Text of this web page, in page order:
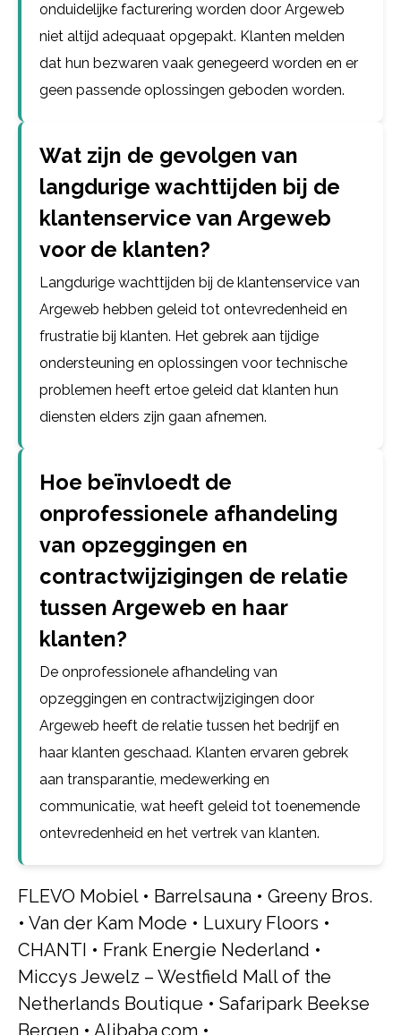
onduidelijke facturering worden door Argeweb
niet altijd adequaat opgepakt. Klanten melden
dat hun bezwaren vaak genegeerd worden en er
geen passende oplossingen geboden worden.
Wat zijn de gevolgen van
langdurige wachttijden bij de
klantenservice van Argeweb
voor de klanten?
Langdurige wachttijden bij de klantenservice van
Argeweb hebben geleid tot ontevredenheid en
frustratie bij klanten. Het gebrek aan tijdige
ondersteuning en oplossingen voor technische
problemen heeft ertoe geleid dat klanten hun
diensten elders zijn gaan afnemen.
Hoe beïnvloedt de
onprofessionele afhandeling
van opzeggingen en
contractwijzigingen de relatie
tussen Argeweb en haar
klanten?
De onprofessionele afhandeling van
opzeggingen en contractwijzigingen door
Argeweb heeft de relatie tussen het bedrijf en
haar klanten geschaad. Klanten ervaren gebrek
aan transparantie, medewerking en
communicatie, wat heeft geleid tot toenemende
ontevredenheid en het vertrek van klanten.
FLEVO Mobiel• Barrelsauna • Greeny Bros.
• Van der Kam Mode • Luxury Floors •
CHANTI • Frank Energie Nederland •
Miccys Jewelz – Westfield Mall of the
Netherlands Boutique • Safaripark Beekse
Bergen • Alibaba.com •